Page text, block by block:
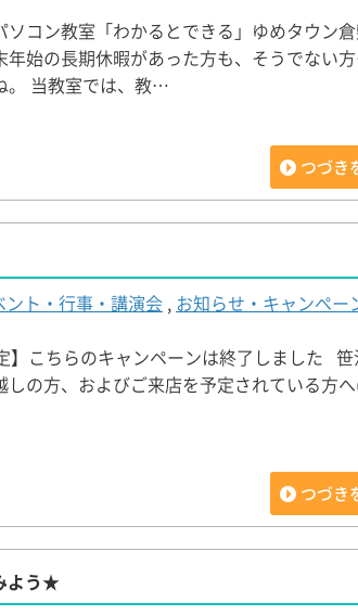
コン教室「わかるとできる」ゆめタウン
年始の長期休暇があった方も、そうでない
。 当教室では、教…
つづき
ント・行事・講演会 , お知らせ・キャンペー
こちらのキャンペーンは終了しました 笹
しの方、およびご来店を予定されている方
つづき
よう★